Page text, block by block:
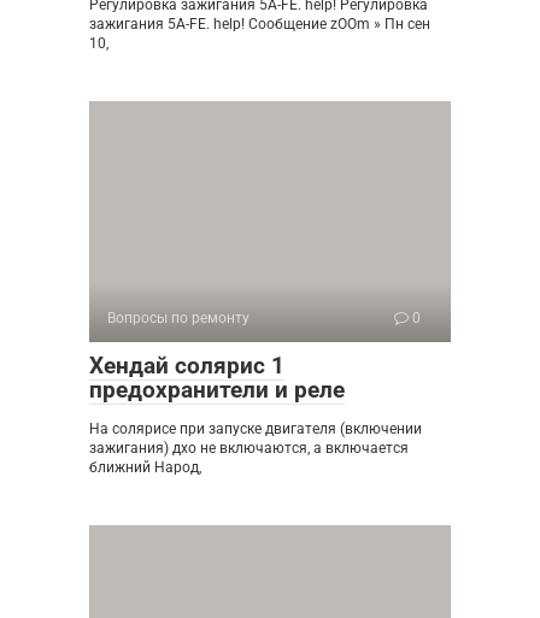
Регулировка зажигания 5A-FE. help! Регулировка
зажигания 5A-FE. help! Сообщение zOOm » Пн сен
10,
Вопросы по ремонту 0
Хендай солярис 1
предохранители и реле
На солярисе при запуске двигателя (включении
зажигания) дхо не включаются, а включается
ближний Народ,